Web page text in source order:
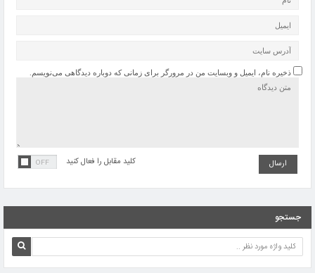
ذخیره نام، ایمیل و وبسایت من در مرورگر برای زمانی که دوباره دیدگاهی می‌نویسم.
کلید مقابل را فعال کنید
جستجو